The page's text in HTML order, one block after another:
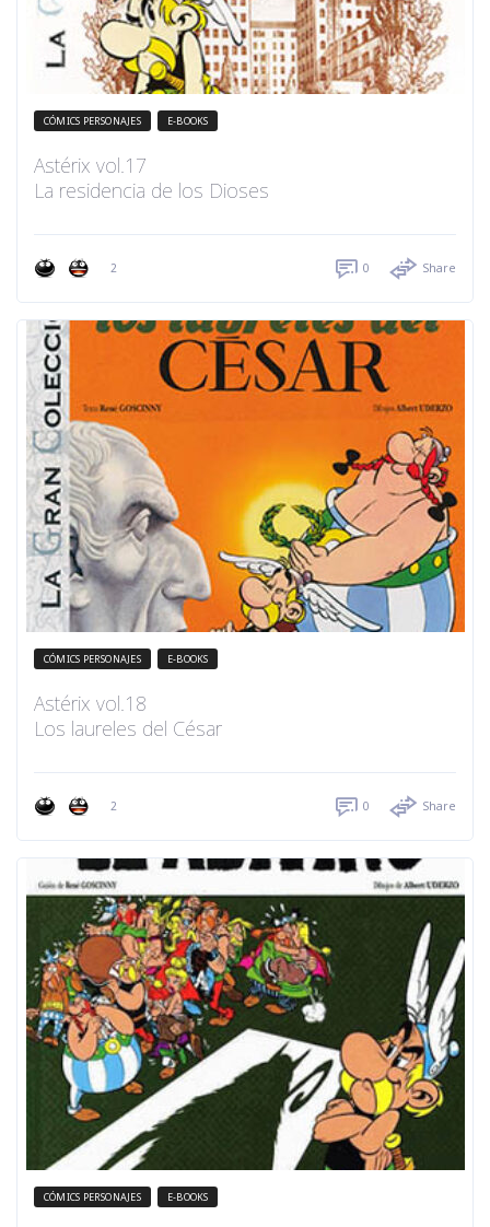
CÓMICS PERSONAJES E-BOOKS
Astérix vol.17
La residencia de los Dioses
2 0 Share
CÓMICS PERSONAJES E-BOOKS
Astérix vol.18
Los laureles del César
2 0 Share
CÓMICS PERSONAJES E-BOOKS